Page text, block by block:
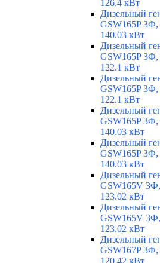
126.4 кВт
Дизельный
GSW165P
140.03 кВт
Дизельный
GSW165P
122.1 кВт
Дизельный
GSW165P
122.1 кВт
Дизельный
GSW165P
140.03 кВт
Дизельный
GSW165P
140.03 кВт
Дизельный
GSW165V
123.02 кВт
Дизельный
GSW165V
123.02 кВт
Дизельный
GSW167P